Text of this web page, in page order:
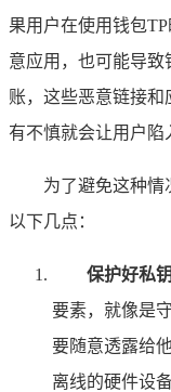
果用户在使用钱包
意应用，也可能导
账，这些恶意链接
有不慎就会让用户陷
为了避免这种情
以下几点：
保护好私
要素，就像是
要随意透露给
离线的硬件设